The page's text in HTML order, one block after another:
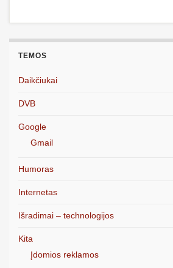
TEMOS
Daikčiukai
DVB
Google
Gmail
Humoras
Internetas
Išradimai – technologijos
Kita
Įdomios reklamos